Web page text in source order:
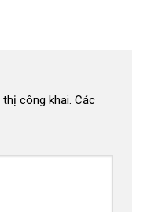
công khai. Các